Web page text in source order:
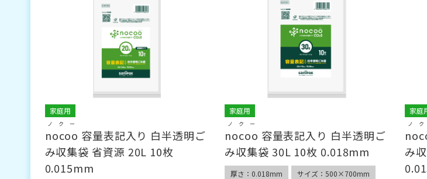
家庭用
nocoo
ノクー
容量表記入り 白半透明ご
み収集袋 省資源 20L 10枚
0.015mm
家庭用
nocoo
ノクー
容量表記入り 白半透明ご
み収集袋 30L 10枚 0.018mm
厚さ：0.018mm
サイズ：500×700mm
家庭
ノク
み